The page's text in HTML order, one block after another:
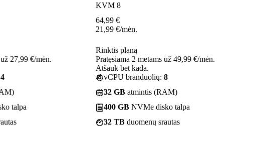
27,99 €/mėn.
4
talpa
KVM 8
64,99 €
21,99 €/mėn.
Rinktis planą
Pratęsiama 2 metams už 49,99 €/mėn.
Atšauk bet kada.
vCPU branduolių: 8
32 GB atmintis (RAM)
400 GB NVMe disko talpa
32 TB duomenų srautas